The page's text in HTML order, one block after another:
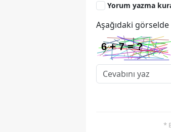
Yorum yazma
Aşağıdaki
*